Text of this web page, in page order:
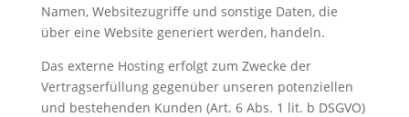
Namen, Websitezugriffe und sonstige Daten, die
über eine Website generiert werden, handeln.
Das externe Hosting erfolgt zum Zwecke der
Vertragserfüllung gegenüber unseren potenziellen
und bestehenden Kunden (Art. 6 Abs. 1 lit. b DSGVO)